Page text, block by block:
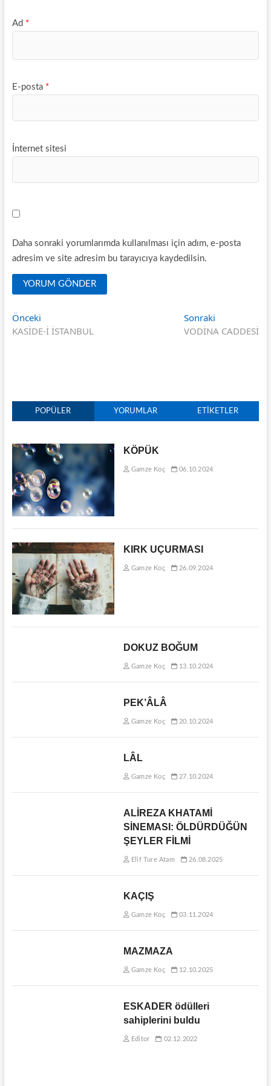
Ad *
E-posta *
İnternet sitesi
Daha sonraki yorumlarımda kullanılması için adım, e-posta
adresim ve site adresim bu tarayıcıya kaydedilsin.
Yazı
gezinmesi
ÖncekiÖnceki
yazı:
KASİDE-İ İSTANBUL
Sonraki
yazı:
VODİNA CADDESİ
POPÜLER YORUMLAR ETIKETLER
KÖPÜK
Gamze Koç 06.10.2024
KIRK UÇURMASI
Gamze Koç 26.09.2024
DOKUZ BOĞUM
Gamze Koç 13.10.2024
PEK’ÂLÂ
Gamze Koç 20.10.2024
LÂL
Gamze Koç 27.10.2024
ALİREZA KHATAMİ
SİNEMASI: ÖLDÜRDÜĞÜN
ŞEYLER FİLMİ
Elif Ture Atam 26.08.2025
KAÇIŞ
Gamze Koç 03.11.2024
MAZMAZA
Gamze Koç 12.10.2025
ESKADER ödülleri
sahiplerini buldu
Editor 02.12.2022